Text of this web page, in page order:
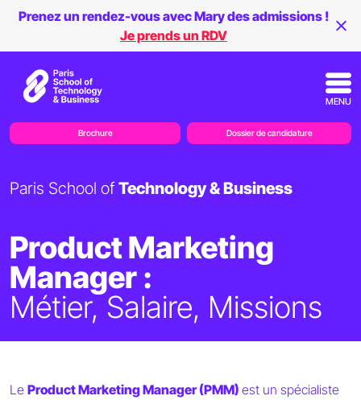
Product Marketing
Manager :
Métier, Salaire, Missions
Paris School ofTechnology & Business
Le Product Marketing Manager (PMM) est un spécialiste
Prenez un rendez-vous avec Mary des admissions !
Je prends un RDV
MENU
Brochure Dossier de candidature